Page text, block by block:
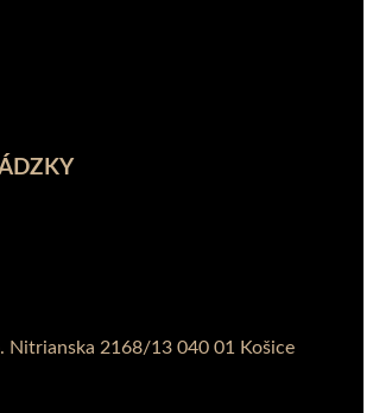
Nitrianska 2168/13 040 01 Košice